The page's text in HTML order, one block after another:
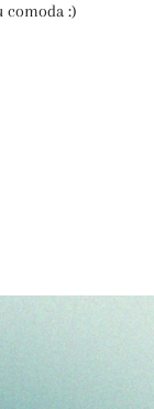
comoda :)